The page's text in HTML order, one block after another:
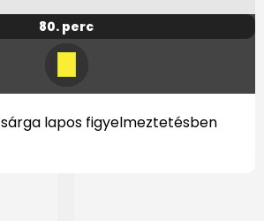
80. perc
sárga lapos figyelmeztetésben